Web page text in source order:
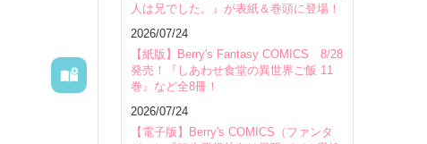
人は兄でした。』が表紙＆巻頭に登場！
2026/07/24
【紙版】Berry's Fantasy COMICS 8/28
発売！『しあわせ食堂の異世界ご飯 11
巻』など全8冊！
2026/07/24
【電子版】Berry's COMICS（ファンタ